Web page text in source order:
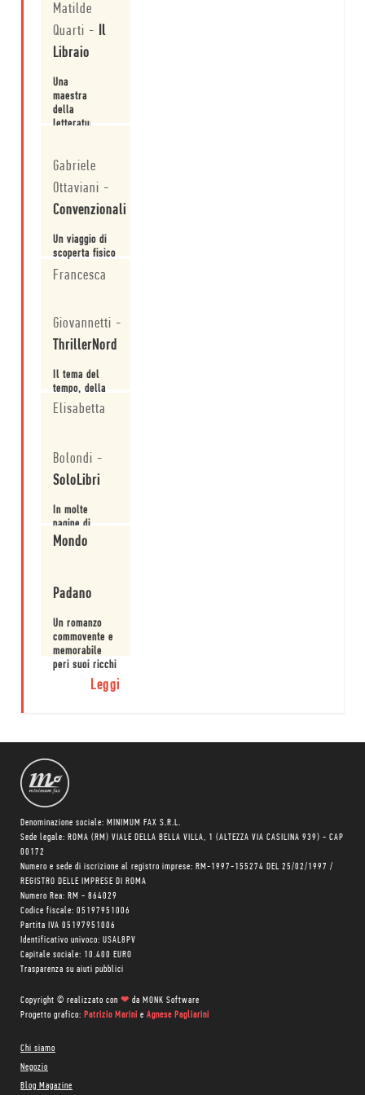
capacità
una scrittrice
che scrisse
con gli occhi e
fotografò
grande
umanità.
Matilde
Quarti - Il
Libraio
Una
maestra
della
letteratura
sempre
mantenuto
un
riserbo
Gabriele
Ottaviani -
Convenzionali
Un viaggio di
scoperta fisico
e spirituale
avvincente e
Francesca
Giovannetti -
ThrillerNord
Il tema del
tempo, della
sua percezione
e del suo
l’intero
romanzo.
Elisabetta
Bolondi -
SoloLibri
In molte
pagine di
questo breve,
da pensare a
il senso di
attesa di
qualcosa di
incombente e
Mondo
Padano
Un romanzo
commovente e
memorabile
peri suoi ricchi
dialoghi, in cui
si respiratoLeggi
Denominazione sociale: MINIMUM FAX S.R.L.
Sede legale: ROMA (RM) VIALE DELLA BELLA VILLA, 1 (ALTEZZA VIA CASILINA 939) - CAP
00172
Numero e sede di iscrizione al registro imprese: RM-1997-155274 DEL 25/02/1997 /
REGISTRO DELLE IMPRESE DI ROMA
Numero Rea: RM - 864029
Codice fiscale: 05197951006
Partita IVA 05197951006
Identificativo univoco: USAL8PV
Capitale sociale: 10.400 EURO
Trasparenza su aiuti pubblici
Copyright © realizzato con ❤ da MONK Software
Progetto grafico: Patrizio Marini e Agnese Pagliarini
Chi siamo
Negozio
Blog Magazine